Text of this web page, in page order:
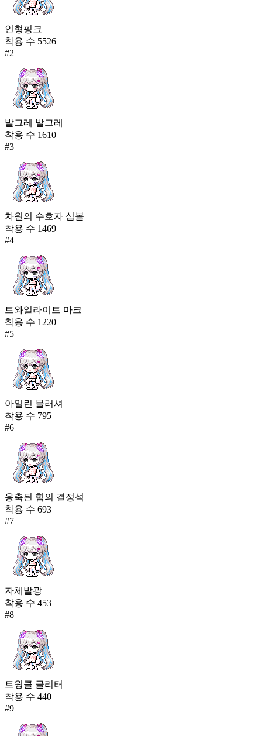
인형핑크
착용 수 5526
#2
발그레 발그레
착용 수 1610
#3
차원의 수호자 심볼
착용 수 1469
#4
트와일라이트 마크
착용 수 1220
#5
아일린 블러셔
착용 수 795
#6
응축된 힘의 결정석
착용 수 693
#7
자체발광
착용 수 453
#8
트윙클 글리터
착용 수 440
#9